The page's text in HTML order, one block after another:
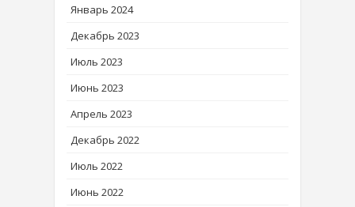
Январь 2024
Декабрь 2023
Июль 2023
Июнь 2023
Апрель 2023
Декабрь 2022
Июль 2022
Июнь 2022